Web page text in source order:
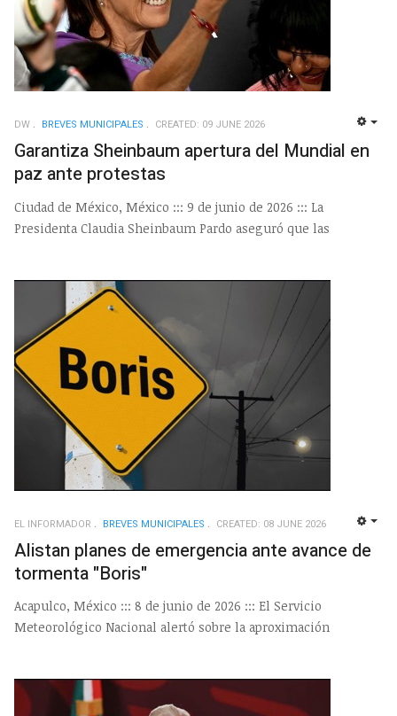
DW BREVES MUNICIPALES CREATED: 09 JUNE 2026
Garantiza Sheinbaum apertura del Mundial en
paz ante protestas
Ciudad de México, México ::: 9 de junio de 2026 ::: La
Presidenta Claudia Sheinbaum Pardo aseguró que las
EL INFORMADOR BREVES MUNICIPALES CREATED: 08 JUNE 2026
Alistan planes de emergencia ante avance de
tormenta "Boris"
Acapulco, México ::: 8 de junio de 2026 ::: El Servicio
Meteorológico Nacional alertó sobre la aproximación